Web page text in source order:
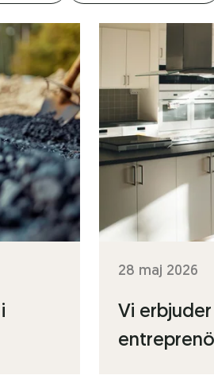
28 maj 2026
Vi erbjuder